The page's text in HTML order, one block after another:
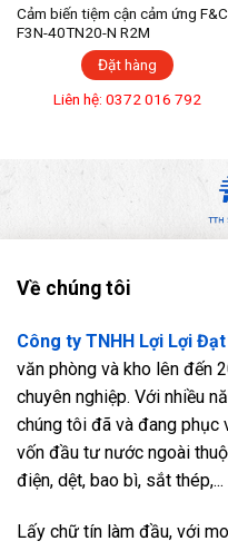
Cảm biến tiệm cận cảm ứng F&C
F3N-40TN20-N R2M
Đặt hàng
Liên hệ: 0372 016 792
Về chúng tôi
Công ty TNHH Lợi Lợi Đạt
văn phòng và kho lên đến
chuyên nghiệp. Với nhiều
chúng tôi đã và đang phục
vốn đầu tư nước ngoài
điện, dệt, bao bì, sắt thép,...
Lấy chữ tín làm đầu, với